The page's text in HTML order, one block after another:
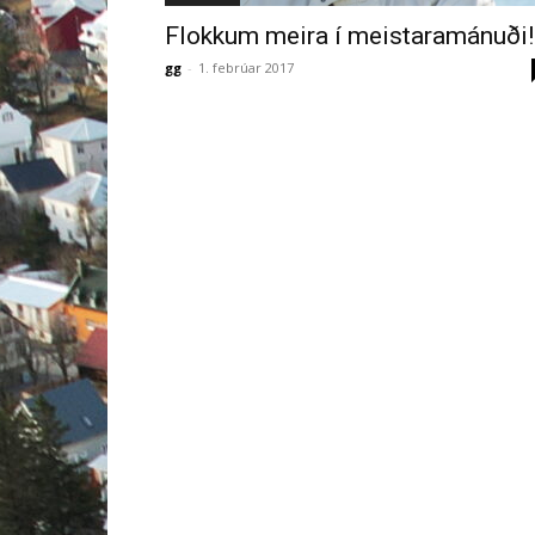
Flokkum meira í meistaramánuði!
gg - 1. febrúar 2017